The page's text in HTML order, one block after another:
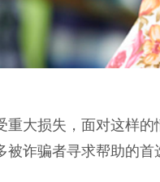
大损失，面对这样
诈骗者寻求帮助的首